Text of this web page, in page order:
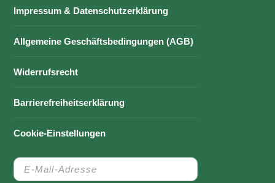
Impressum & Datenschutzerklärung
Allgemeine Geschäftsbedingungen (AGB)
Widerrufsrecht
Barrierefreiheitserklärung
Cookie-Einstellungen